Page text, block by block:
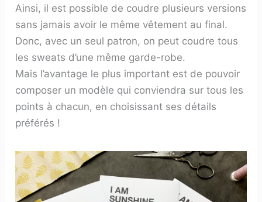
Ainsi, il est possible de coudre plusieurs versions
sans jamais avoir le même vêtement au final.
Donc, avec un seul patron, on peut coudre tous
les sweats d’une même garde-robe.
Mais l’avantage le plus important est de pouvoir
composer un modèle qui conviendra sur tous les
points à chacun, en choisissant ses détails
préférés !